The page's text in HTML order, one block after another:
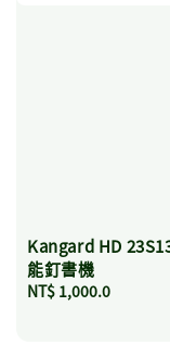
Kangard HD
能釘書機
Regular
NT$ 1,000.0